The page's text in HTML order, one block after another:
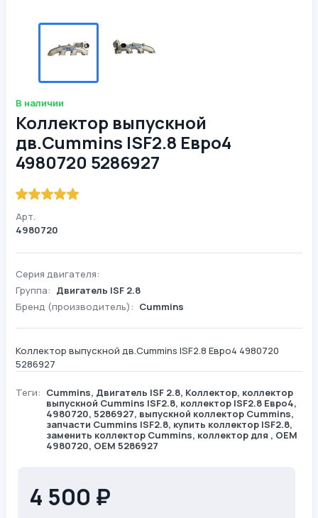
В наличии
Коллектор выпускной
дв.Cummins ISF2.8 Евро4
4980720 5286927
Арт.
4980720
Серия двигателя:
Группа: Двигатель ISF 2.8
Бренд (производитель): Cummins
Коллектор выпускной дв.Cummins ISF2.8 Евро4 4980720
5286927
Теги: Cummins, Двигатель ISF 2.8, Коллектор, коллектор
выпускной Cummins ISF2.8, коллектор ISF2.8 Евро4,
4980720, 5286927, выпускной коллектор Cummins,
запчасти Cummins ISF2.8, купить коллектор ISF2.8,
заменить коллектор Cummins, коллектор для , OEM
4980720, OEM 5286927
4 500 ₽